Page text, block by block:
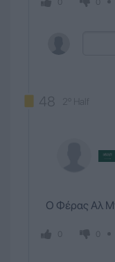
48 2º Half
Ο Φέρας Αλ